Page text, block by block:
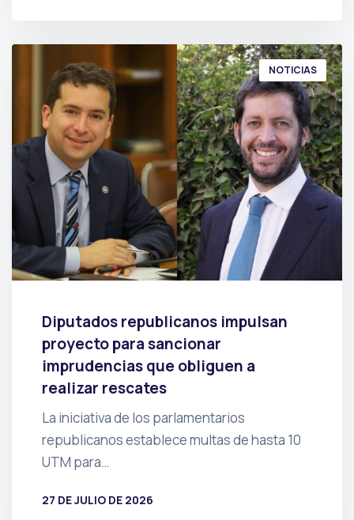
NOTICIAS
Diputados republicanos impulsan
proyecto para sancionar
imprudencias que obliguen a
realizar rescates
La iniciativa de los parlamentarios
republicanos establece multas de hasta 10
UTM para…
27 DE JULIO DE 2026